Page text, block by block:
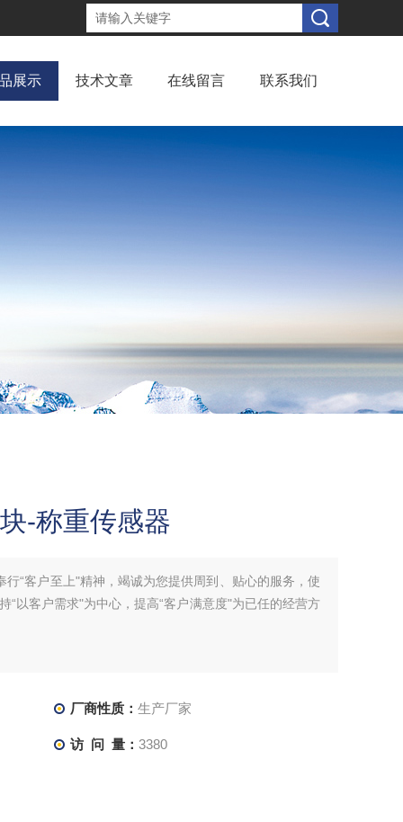
展示 技术文章 在线留言 联系我们
-称重传感器
行“客户至上"精神，竭诚为您提供周到、贴心的服务，使
“以客户需求"为中心，提高“客户满意度"为已任的经营方
厂商性质： 生产厂家
访 问 量： 3380